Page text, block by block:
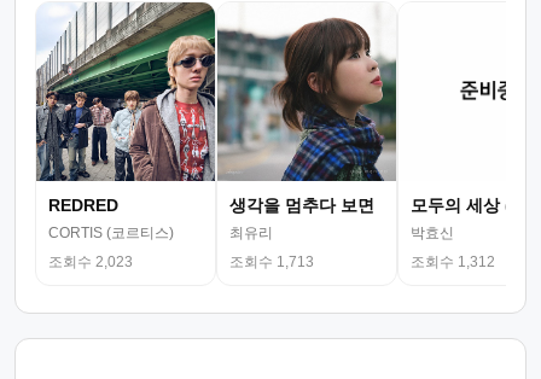
REDRED
CORTIS (코르티스)
조회수 2,023
생각을 멈추다 보면
최유리
조회수 1,713
모두의 세상 (뮤
박효신
조회수 1,312